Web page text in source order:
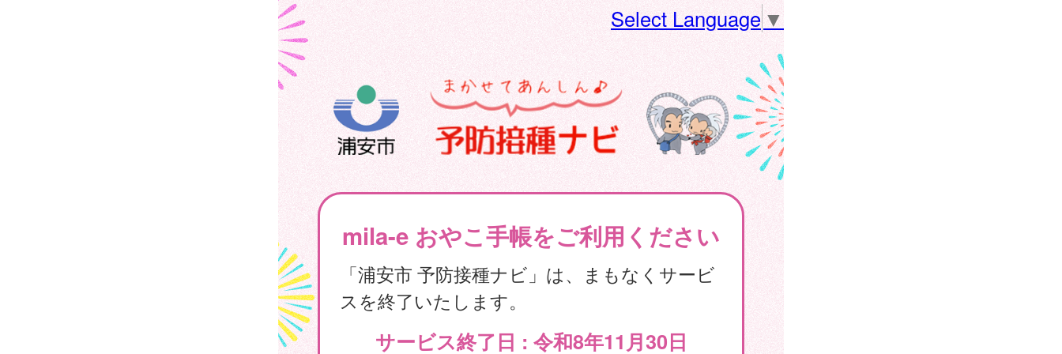
Select Language▼
mila-e おやこ手帳をご利用ください
「浦安市 予防接種ナビ」は、まもなくサービ
スを終了いたします。
サービス終了日 : 令和8年11月30日